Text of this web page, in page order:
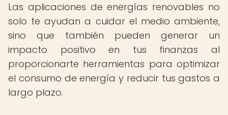
Las aplicaciones de energías renovables no
solo te ayudan a cuidar el medio ambiente,
sino que también pueden generar un
impacto positivo en tus finanzas al
proporcionarte herramientas para optimizar
el consumo de energía y reducir tus gastos a
largo plazo.